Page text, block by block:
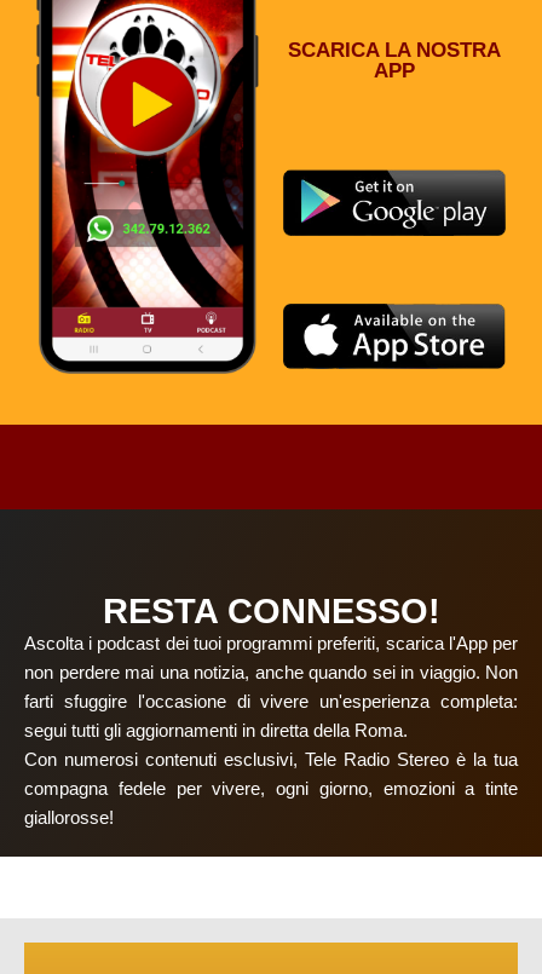
SCARICA LA NOSTRA
APP
RESTA CONNESSO!
Ascolta i podcast dei tuoi programmi preferiti, scarica l'App per
non perdere mai una notizia, anche quando sei in viaggio. Non
farti sfuggire l'occasione di vivere un'esperienza completa:
segui tutti gli aggiornamenti in diretta della Roma.
Con numerosi contenuti esclusivi, Tele Radio Stereo è la tua
compagna fedele per vivere, ogni giorno, emozioni a tinte
giallorosse!